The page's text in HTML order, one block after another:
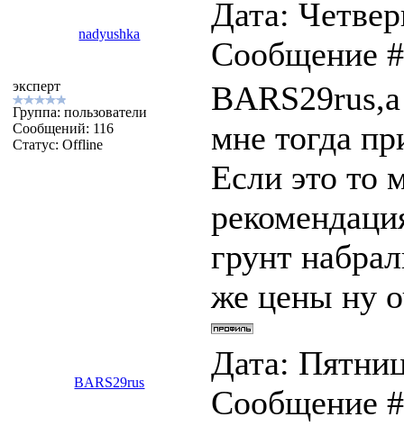
nadyushka
Дата:
Сообщение
эксперт
Группа: пользователи
Сообщений: 116
Статус: Offline
мне тогда
Если это то
грунт
же цены ну
BARS29rus
Дата:
Сообщение